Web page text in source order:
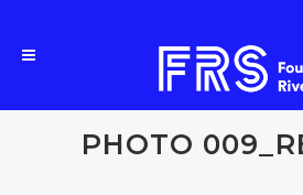
PHOTO